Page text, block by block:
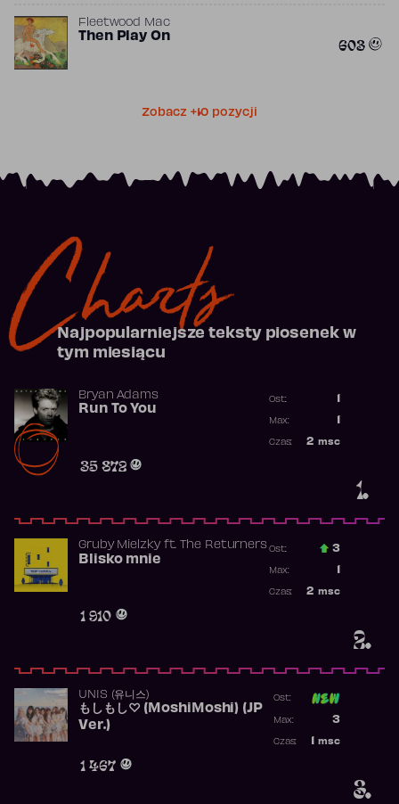
Fleetwood Mac
Then Play On 603
Zobacz +10 pozycji
Charts
Najpopularniejsze teksty piosenek w
tym miesiącu
1.
Bryan Adams
Run To You
35 872
Ost.:
Max:
2 msc
Czas:
2.
Gruby Mielzkyft. The Returners
Blisko mnie
1 910
Ost.: 3
Max:
2 msc
Czas:
3.
UNIS (유니스)
もしもし♡ (MoshiMoshi) (JP
Ver.)
1 467
Ost:
3
Max:
msc
Czas: